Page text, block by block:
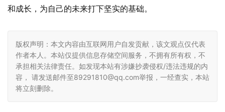
和成长，为自己的未来打下坚实的基础。
版权声明：本文内容由互联网用户自发贡献，该文观点仅代表
作者本人。本站仅提供信息存储空间服务，不拥有所有权，不
承担相关法律责任。如发现本站有涉嫌抄袭侵权/违法违规的内
容， 请发送邮件至89291810@qq.com举报，一经查实，本站
将立刻删除。